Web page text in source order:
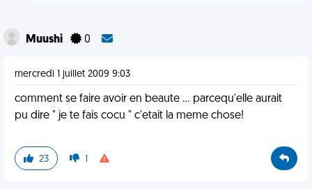
Muushi 0
mercredi 1 juillet 2009 9:03
comment se faire avoir en beaute ... parcequ'elle aurait
pu dire " je te fais cocu " c'etait la meme chose!
23 1